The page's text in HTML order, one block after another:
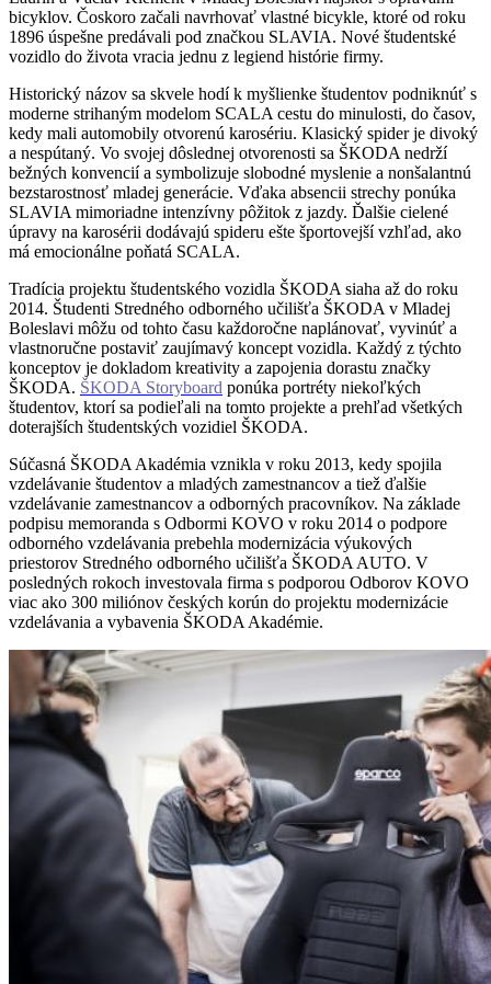
bicyklov. Čoskoro začali navrhovať vlastné bicykle, ktoré od roku
1896 úspešne predávali pod značkou SLAVIA. Nové študentské
vozidlo do života vracia jednu z legiend histórie firmy.
Historický názov sa skvele hodí k myšlienke študentov podniknúť s
moderne strihaným modelom SCALA cestu do minulosti, do časov,
kedy mali automobily otvorenú karosériu. Klasický spider je divoký
a nespútaný. Vo svojej dôslednej otvorenosti sa ŠKODA nedrží
bežných konvencií a symbolizuje slobodné myslenie a nonšalantnú
bezstarostnosť mladej generácie. Vďaka absencii strechy ponúka
SLAVIA mimoriadne intenzívny pôžitok z jazdy. Ďalšie cielené
úpravy na karosérii dodávajú spideru ešte športovejší vzhľad, ako
má emocionálne poňatá SCALA.
Tradícia projektu študentského vozidla ŠKODA siaha až do roku
2014. Študenti Stredného odborného učilišťa ŠKODA v Mladej
Boleslavi môžu od tohto času každoročne naplánovať, vyvinúť a
vlastnoručne postaviť zaujímavý koncept vozidla. Každý z týchto
konceptov je dokladom kreativity a zapojenia dorastu značky
ŠKODA. ŠKODA Storyboard ponúka portréty niekoľkých
študentov, ktorí sa podieľali na tomto projekte a prehľad všetkých
doterajších študentských vozidiel ŠKODA.
Súčasná ŠKODA Akadémia vznikla v roku 2013, kedy spojila
vzdelávanie študentov a mladých zamestnancov a tiež ďalšie
vzdelávanie zamestnancov a odborných pracovníkov. Na základe
podpisu memoranda s Odbormi KOVO v roku 2014 o podpore
odborného vzdelávania prebehla modernizácia výukových
priestorov Stredného odborného učilišťa ŠKODA AUTO. V
posledných rokoch investovala firma s podporou Odborov KOVO
viac ako 300 miliónov českých korún do projektu modernizácie
vzdelávania a vybavenia ŠKODA Akadémie.